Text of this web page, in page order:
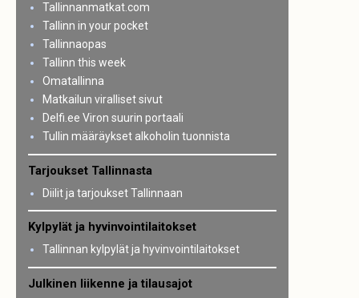
Tallinnanmatkat.com
Tallinn in your pocket
Tallinnaopas
Tallinn this week
Omatallinna
Matkailun viralliset sivut
Delfi.ee Viron suurin portaali
Tullin määräykset alkoholin tuonnista
Tarjoukset Tallinnasta
Diilit ja tarjoukset Tallinnaan
Kylpylät ja hyvinvointilaitokset
Tallinnan kylpylät ja hyvinvointilaitokset
Julkinen liikenne ja tilausajot